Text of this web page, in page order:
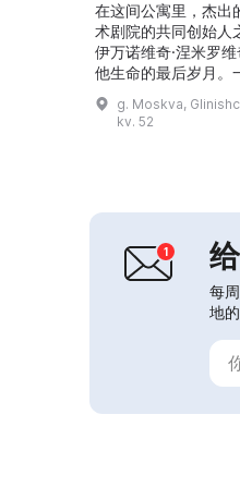
在这间公寓里，杰出
术剧院的共同创始人
伊万诺维奇·涅米罗
他生命的最后岁月。
年，这间公寓被辟为博物
年艺术剧院成立时
意见——这还远非他
罗维奇-丹琴科在...
g. Moskva,
kv. 52
每
地的